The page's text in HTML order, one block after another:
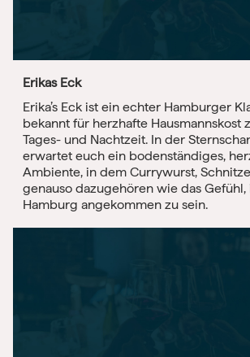
Erikas Eck
Erika’s Eck ist ein echter Hamburger
bekannt für herzhafte Hausmannskost
Tages- und Nachtzeit. In der
erwartet euch ein bodenständiges,
Ambiente, in dem Currywurst,
genauso dazugehören wie das
Hamburg angekommen zu sein.